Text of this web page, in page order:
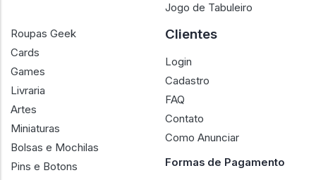
Jogo de Tabuleiro
Roupas Geek
Cards
Games
Livraria
Artes
Miniaturas
Bolsas e Mochilas
Pins e Botons
Clientes
Login
Cadastro
FAQ
Contato
Como Anunciar
Formas de Pagamento